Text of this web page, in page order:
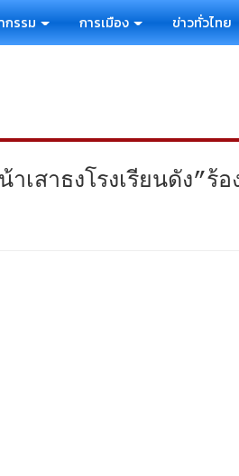
รรม การเมือง ข่าวทั่วไทย
เสาธงโรงเรียนดัง”